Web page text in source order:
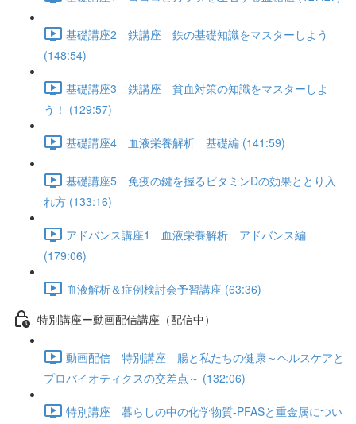
基礎講座2 鉄講座 鉄の基礎知識をマスターしよう
(148:54)
基礎講座3 鉄講座 貧血対策の知識をマスターしよ
う！ (129:57)
基礎講座4 血液栄養解析 基礎編 (141:59)
基礎講座5 免疫の鍵を握るビタミンDの効果ととり入
れ方 (133:16)
アドバンス講座1 血液栄養解析 アドバンス編
(179:06)
血液解析＆症例検討会予習講座 (63:36)
特別講座ー動画配信講座（配信中）
動画配信 特別講座 腸と私たちの健康～ヘルスケアと
プロバイオティクスの交差点～ (132:06)
特別講座 暮らしの中の化学物質-PFASと重金属につい